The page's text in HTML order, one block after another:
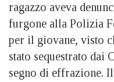
ragazzo aveva
furgone alla Polizia
per il giovane, visto
stato sequestrato dai
segno di effrazione.